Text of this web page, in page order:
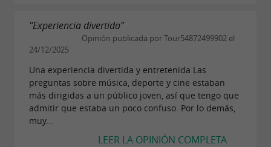
"Experiencia divertida"
Opinión publicada por Tour54872499902 el
24/12/2025
Una experiencia divertida y entretenida Las
preguntas sobre música, deporte y cine estaban
más dirigidas a un público joven, así que tengo que
admitir que estaba un poco confuso. Por lo demás,
muy...
LEER LA OPINIÓN COMPLETA